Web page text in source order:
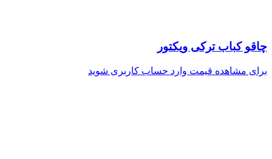
چاقو کباب ترکی ویکتور
برای مشاهده قیمت وارد حساب کاربری شوید